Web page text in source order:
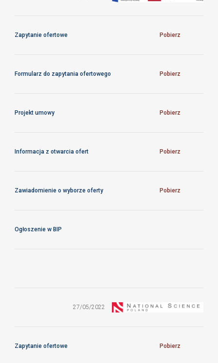
Zapytanie ofertowe Pobierz
Formularz do zapytania ofertowego Pobierz
Projekt umowy Pobierz
Informacja z otwarcia ofert Pobierz
Zawiadomienie o wyborze oferty Pobierz
Ogłoszenie w BIP
dostawę sprzętu27/05/2022
Zapytanie ofertowe Pobierz